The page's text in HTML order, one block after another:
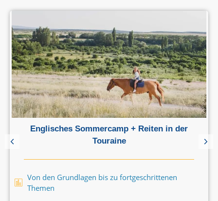
Englisches Sommercamp + Reiten in der
Touraine
Von den Grundlagen bis zu fortgeschrittenen
Themen